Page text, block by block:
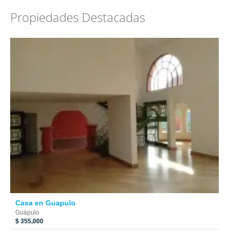
Propiedades Destacadas
Casa en Guapulo
Guápulo
$ 355,000